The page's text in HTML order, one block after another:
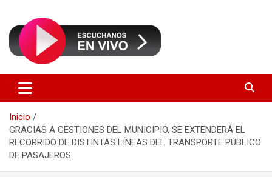
FM Patagonia Madryn
Inicio
GRACIAS A GESTIONES DEL MUNICIPIO, SE EXTENDERÁ EL
RECORRIDO DE DISTINTAS LÍNEAS DEL TRANSPORTE PÚBLICO
DE PASAJEROS